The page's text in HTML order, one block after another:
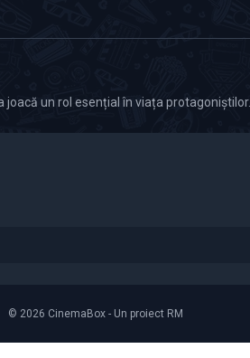
un rol esențial în viața protagoniștilor.
© 2026 CinemaBox - Un proiect RM